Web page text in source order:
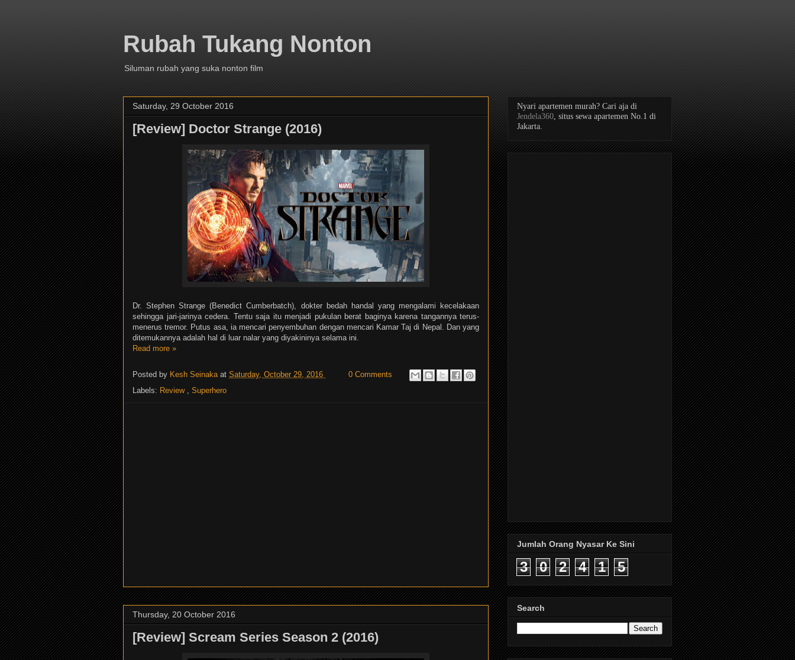
Rubah Tukang Nonton
Siluman rubah yang suka nonton film
Saturday, 29 October 2016
[Review] Doctor Strange (2016)
Dr. Stephen Strange (Benedict Cumberbatch), dokter bedah handal yang mengalami kecelakaan
sehingga jari-jarinya cedera. Tentu saja itu menjadi pukulan berat baginya karena tangannya terus-
menerus tremor. Putus asa, ia mencari penyembuhan dengan mencari Kamar Taj di Nepal. Dan yang
ditemukannya adalah hal di luar nalar yang diyakininya selama ini.
Read more »
Posted by Kesh Seinaka at Saturday, October 29, 2016
0 Comments
Labels: Review , Superhero
Thursday, 20 October 2016
[Review] Scream Series Season 2 (2016)
Nyari apartemen murah? Cari aja di
Jendela360, situs sewa apartemen No.1 di
Jakarta.
Jumlah Orang Nyasar Ke Sini
3 0 2 4 1 5
Search